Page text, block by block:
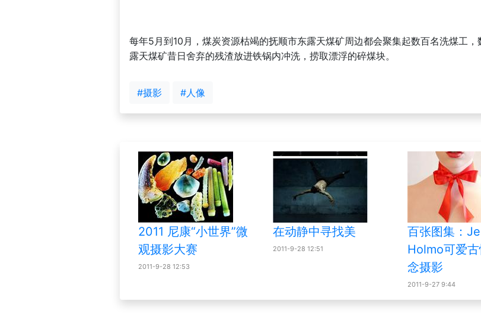
每年5月到10月，煤炭资源枯竭的抚顺市东露天煤矿周边都会聚集起数百名洗煤工
露天煤矿昔日舍弃的残渣放进铁锅内冲洗，捞取漂浮的碎煤块。
#摄影 #人像
2011 尼康“小世界”微
观摄影大赛
2011-9-28 12:53
在动静中寻找美
2011-9-28 12:51
百张图集：
Holmo可爱
念摄影
2011-9-27 9:44